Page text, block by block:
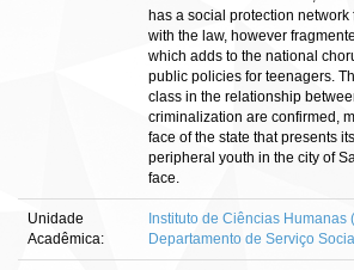
has a social protection
with the law, however
which adds to the national
public policies for teenagers.
class in the relationship
criminalization are confirmed,
face of the state that presents
peripheral youth in the city of
face.
Unidade
Acadêmica:
Instituto de Ciências Humanas
Departamento de Serviço